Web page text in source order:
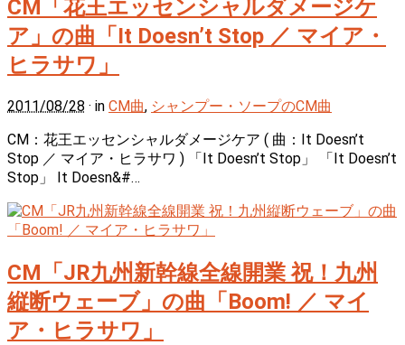
CM「花王エッセンシャルダメージケ
ア」の曲「It Doesn’t Stop ／ マイア・
ヒラサワ」
2011/08/28 · in CM曲, シャンプー・ソープのCM曲
CM：花王エッセンシャルダメージケア ( 曲：It Doesn’t
Stop ／ マイア・ヒラサワ ) 「It Doesn’t Stop」 「It Doesn’t
Stop」 It Doesn&#…
CM「JR九州新幹線全線開業 祝！九州
縦断ウェーブ」の曲「Boom! ／ マイ
ア・ヒラサワ」